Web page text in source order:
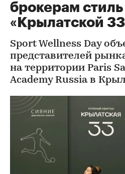
брокерам
«Крылатской
Sport Wellness Day
представителей
на территории Paris
Academy Russia в